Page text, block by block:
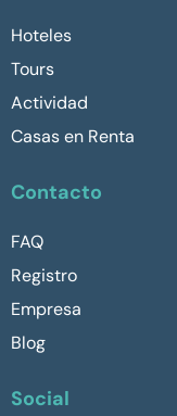
Hoteles
Tours
Actividad
Casas en Renta
Contacto
FAQ
Registro
Empresa
Blog
Social